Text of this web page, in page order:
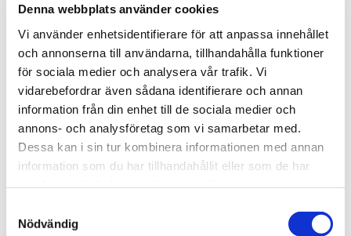
Denna webbplats använder cookies
Vi använder enhetsidentifierare för att anpassa innehållet
och annonserna till användarna, tillhandahålla funktioner
för sociala medier och analysera vår trafik. Vi
vidarebefordrar även sådana identifierare och annan
information från din enhet till de sociala medier och
annons- och analysföretag som vi samarbetar med.
Dessa kan i sin tur kombinera informationen med annan
information som du har tillhandahållit eller som de har
Nödvändig
KÖP
★★★★★
10205
Tipsa
Presenter till Barnet